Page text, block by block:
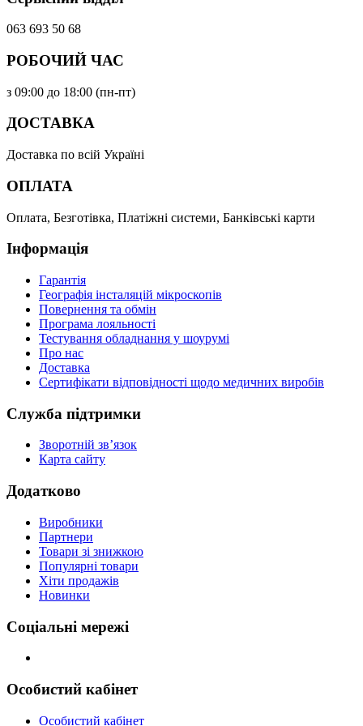
063 693 50 68
РОБОЧИЙ ЧАС
з 09:00 до 18:00 (пн-пт)
ДОСТАВКА
Доставка по всій Україні
ОПЛАТА
Оплата, Безготівка, Платіжні системи, Банківські карти
Інформація
Гарантія
Географія інсталяцій мікроскопів
Повернення та обмін
Програма лояльності
Тестування обладнання у шоурумі
Про нас
Доставка
Сертифікати відповідності щодо медичних виробів
Служба підтримки
Зворотній зв’язок
Карта сайту
Додатково
Виробники
Партнери
Товари зі знижкою
Популярні товари
Хіти продажів
Новинки
Соціальні мережі
Особистий кабінет
Особистий кабінет